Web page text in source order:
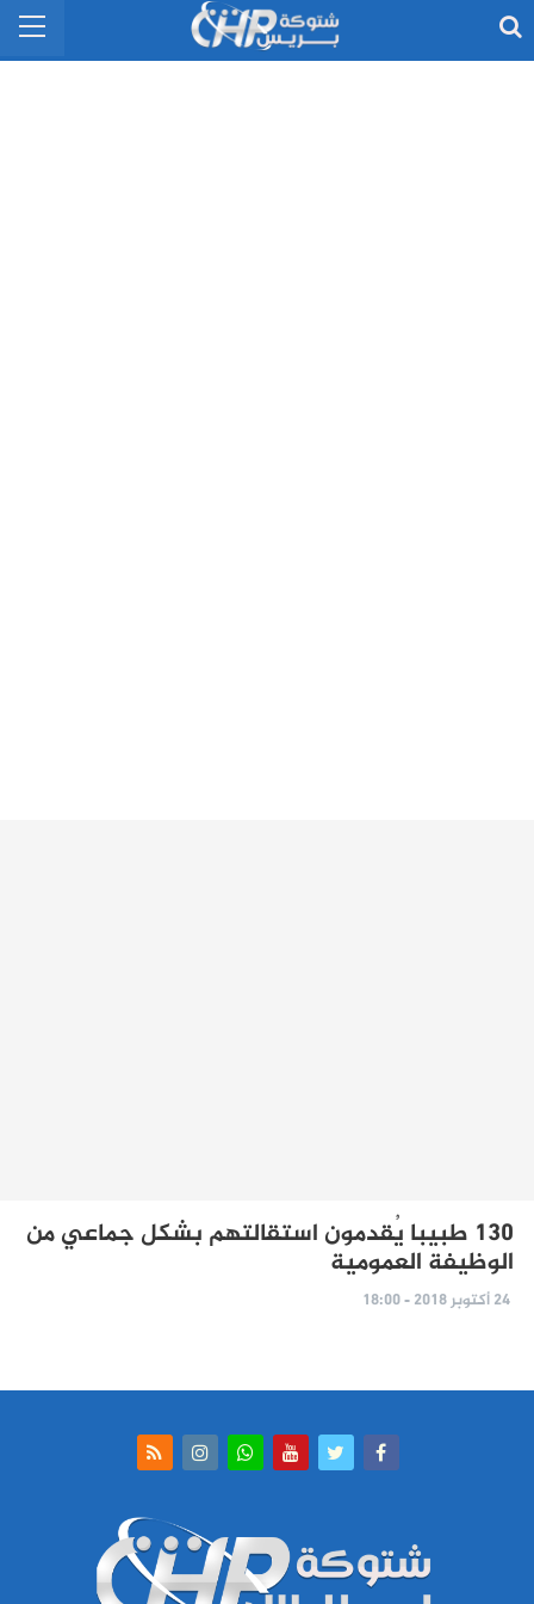
130 طبيبا يُقدمون استقالتهم بشكل جماعي من
الوظيفة العمومية
24 أكتوبر 2018 - 18:00